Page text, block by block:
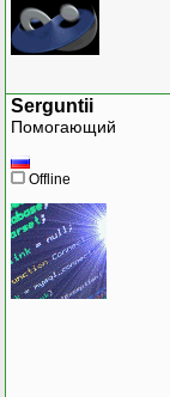
Serguntii
Помогающий
Offline